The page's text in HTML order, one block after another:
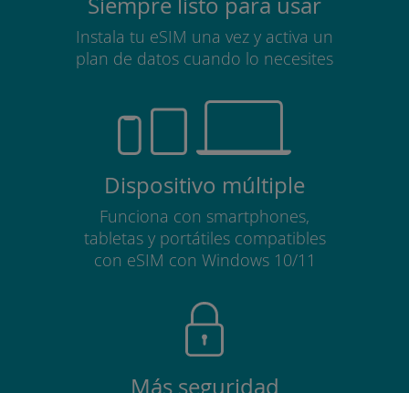
Instala tu eSIM una vez y activa un
plan de datos cuando lo necesites
Dispositivo múltiple
Funciona con smartphones,
tabletas y portátiles compatibles
con eSIM con Windows 10/11
Más seguridad